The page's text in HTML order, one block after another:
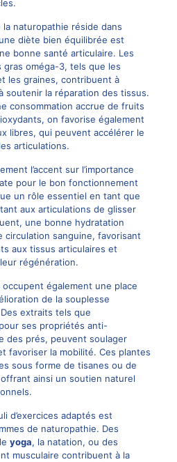
naturopathie réside dans
diète bien équilibrée est
bonne santé articulaire. Les
gras oméga-3, tels que les
les graines, contribuent à
soutenir la réparation des tissus.
consommation accrue de fruits
on favorise également
libres, qui peuvent accélérer le
articulations.
l’accent sur l’importance
pour le bon fonctionnement
un rôle essentiel en tant que
aux articulations de glisser
une bonne hydratation
circulation sanguine, favorisant
aux tissus articulaires et
régénération.
occupent également une place
de la souplesse
extraits tels que
ses propriétés anti-
des prés, peuvent soulager
favoriser la mobilité. Ces plantes
sous forme de tisanes ou de
ainsi un soutien naturel
d’exercices adaptés est
de naturopathie. Des
yoga, la natation, ou des
musculaire contribuent à la